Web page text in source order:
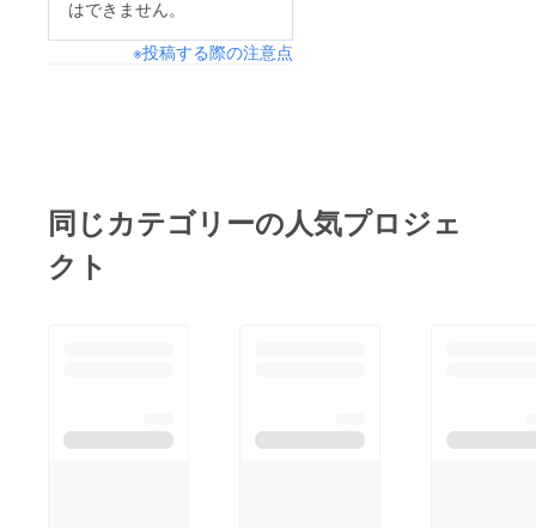
ろが、面白いところで
す。
購入をし、出揃いまし
るのですが、これらが
子どもたちの手元に渡
になるのか、想像する
はできません。
※投稿する際の注意点
同じカテゴリーの人気プロジェ
クト